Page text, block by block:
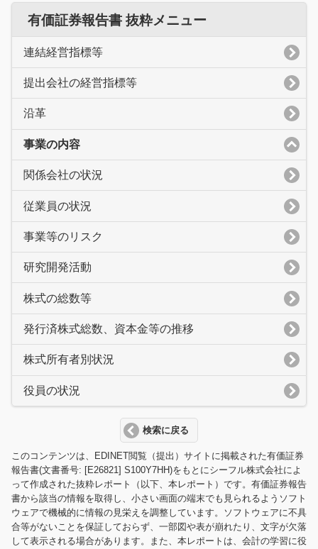
有価証券報告書 抜粋メニュー
連結経営指標等
提出会社の経営指標等
沿革
事業の内容
関係会社の状況
従業員の状況
事業等のリスク
研究開発活動
株式の総数等
発行済株式総数、資本金等の推移
株式所有者別状況
役員の状況
検索に戻る
このコンテンツは、EDINET閲覧（提出）サイトに掲載された有価証券
報告書(文書番号: [E26821] S100Y7HH)をもとにシーフル株式会社によ
って作成された抜粋レポート（以下、本レポート）です。有価証券報告
書から該当の情報を取得し、小さい画面の端末でも見られるようソフト
ウェアで機械的に情報の見栄えを調整しています。ソフトウェアに不具
合等がないことを保証しておらず、一部図や表が崩れたり、文字が欠落
して表示される場合があります。また、本レポートは、会計の学習に役